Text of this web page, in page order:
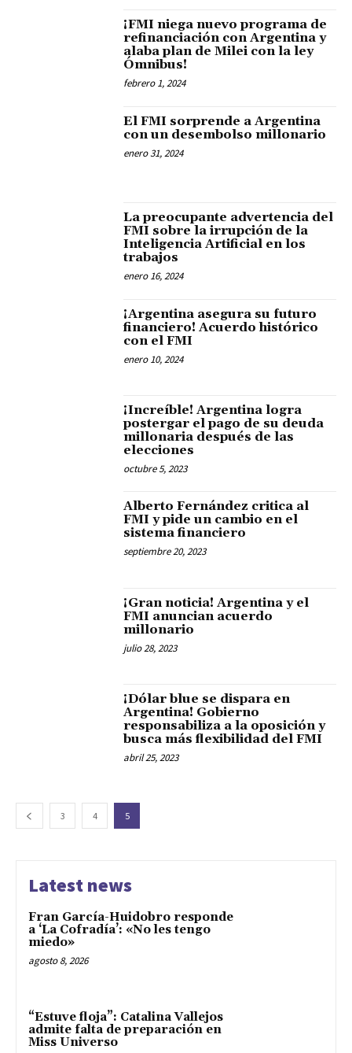
¡FMI niega nuevo programa de
refinanciación con Argentina y
alaba plan de Milei con la ley
Ómnibus!
febrero 1, 2024
El FMI sorprende a Argentina
con un desembolso millonario
enero 31, 2024
La preocupante advertencia del
FMI sobre la irrupción de la
Inteligencia Artificial en los
trabajos
enero 16, 2024
¡Argentina asegura su futuro
financiero! Acuerdo histórico
con el FMI
enero 10, 2024
¡Increíble! Argentina logra
postergar el pago de su deuda
millonaria después de las
elecciones
octubre 5, 2023
Alberto Fernández critica al
FMI y pide un cambio en el
sistema financiero
septiembre 20, 2023
¡Gran noticia! Argentina y el
FMI anuncian acuerdo
millonario
julio 28, 2023
¡Dólar blue se dispara en
Argentina! Gobierno
responsabiliza a la oposición y
busca más flexibilidad del FMI
abril 25, 2023
3 4 5
Latest news
Fran García-Huidobro responde
a ‘La Cofradía’: «No les tengo
miedo»
agosto 8, 2026
“Estuve floja”: Catalina Vallejos
admite falta de preparación en
Miss Universo